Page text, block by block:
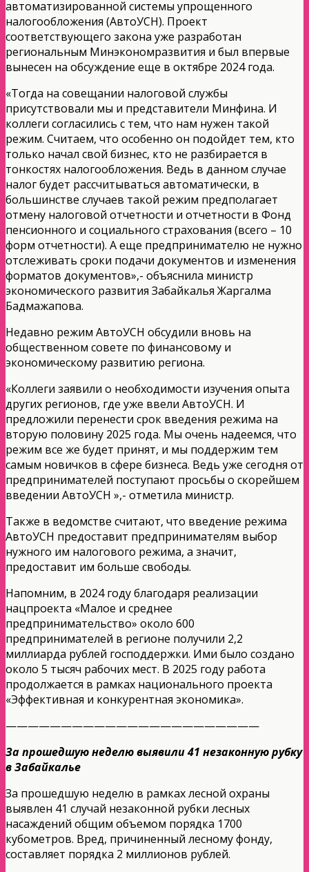
автоматизированной системы упрощенного
налогообложения (АвтоУСН). Проект
соответствующего закона уже разработан
региональным Минэкономразвития и был впервые
вынесен на обсуждение еще в октябре 2024 года.
«Тогда на совещании налоговой службы
присутствовали мы и представители Минфина. И
коллеги согласились с тем, что нам нужен такой
режим. Считаем, что особенно он подойдет тем, кто
только начал свой бизнес, кто не разбирается в
тонкостях налогообложения. Ведь в данном случае
налог будет рассчитываться автоматически, в
большинстве случаев такой режим предполагает
отмену налоговой отчетности и отчетности в Фонд
пенсионного и социального страхования (всего – 10
форм отчетности). А еще предпринимателю не нужно
отслеживать сроки подачи документов и изменения
форматов документов»,- объяснила министр
экономического развития Забайкалья Жаргалма
Бадмажапова.
Недавно режим АвтоУСН обсудили вновь на
общественном совете по финансовому и
экономическому развитию региона.
«Коллеги заявили о необходимости изучения опыта
других регионов, где уже ввели АвтоУСН. И
предложили перенести срок введения режима на
вторую половину 2025 года. Мы очень надеемся, что
режим все же будет принят, и мы поддержим тем
самым новичков в сфере бизнеса. Ведь уже сегодня от
предпринимателей поступают просьбы о скорейшем
введении АвтоУСН »,- отметила министр.
Также в ведомстве считают, что введение режима
АвтоУСН предоставит предпринимателям выбор
нужного им налогового режима, а значит,
предоставит им больше свободы.
Напомним, в 2024 году благодаря реализации
нацпроекта «Малое и среднее
предпринимательство» около 600
предпринимателей в регионе получили 2,2
миллиарда рублей господдержки. Ими было создано
около 5 тысяч рабочих мест. В 2025 году работа
продолжается в рамках национального проекта
«Эффективная и конкурентная экономика».
———————————————————————
За прошедшую неделю выявили 41 незаконную рубку
в Забайкалье
За прошедшую неделю в рамках лесной охраны
выявлен 41 случай незаконной рубки лесных
насаждений общим объемом порядка 1700
кубометров. Вред, причиненный лесному фонду,
составляет порядка 2 миллионов рублей.